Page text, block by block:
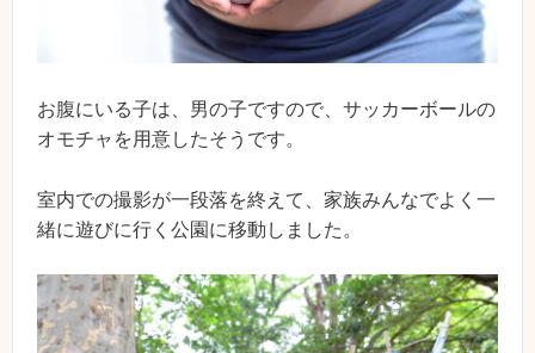
お腹にいる子は、男の子ですので、サッカーボールの
オモチャを用意したそうです。
室内での撮影が一段落を終えて、家族みんなでよく一
緒に遊びに行く公園に移動しました。